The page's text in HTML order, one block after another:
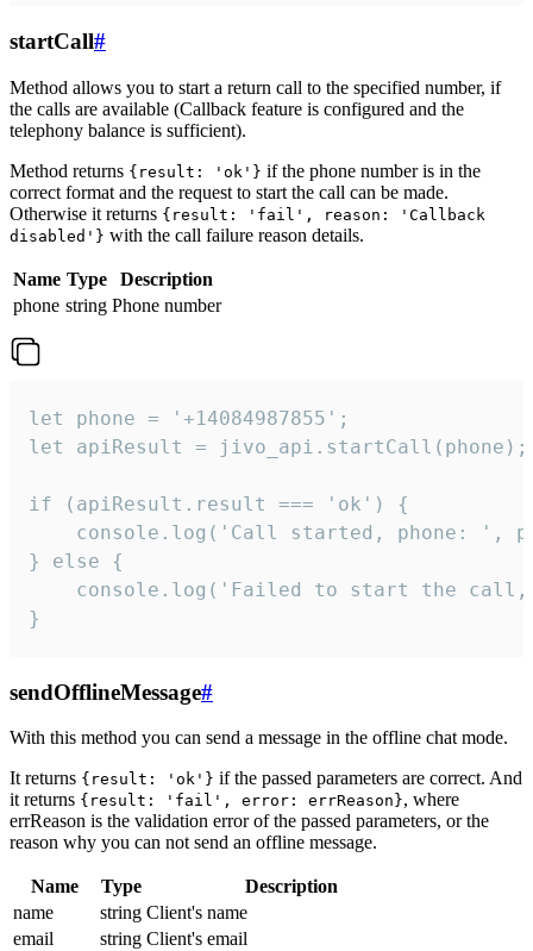
startCall#
Method allows you to start a return call to the specified number, if
the calls are available (Callback feature is configured and the
telephony balance is sufficient).
Method returns {result: 'ok'} if the phone number is in the
correct format and the request to start the call can be made.
Otherwise it returns {result: 'fail', reason: 'Callback
disabled'} with the call failure reason details.
Name Type
Description
phone string Phone number
let phone = '+14084987855';
let apiResult = jivo_api.startCall(phone);
if (apiResult.result === 'ok') {
console.log('Call started, phone: ',
} else {
console.log('Failed to start the
}
sendOfflineMessage#
With this method you can send a message in the offline chat mode.
It returns {result: 'ok'} if the passed parameters are correct. And
it returns {result: 'fail', error: errReason}, where
errReason is the validation error of the passed parameters, or the
reason why you can not send an offline message.
Name Type
Description
name
string Client's name
email
string Client's email